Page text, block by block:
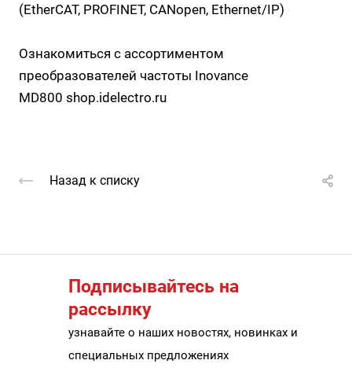
(EtherCAT, PROFINET, CANopen, Ethernet/IP)
Ознакомиться с ассортиментом
преобразователей частоты Inovance
MD800 shop.idelectro.ru
Назад к списку
Подписывайтесь на
рассылку
узнавайте о наших новостях, новинках и
специальных предложениях